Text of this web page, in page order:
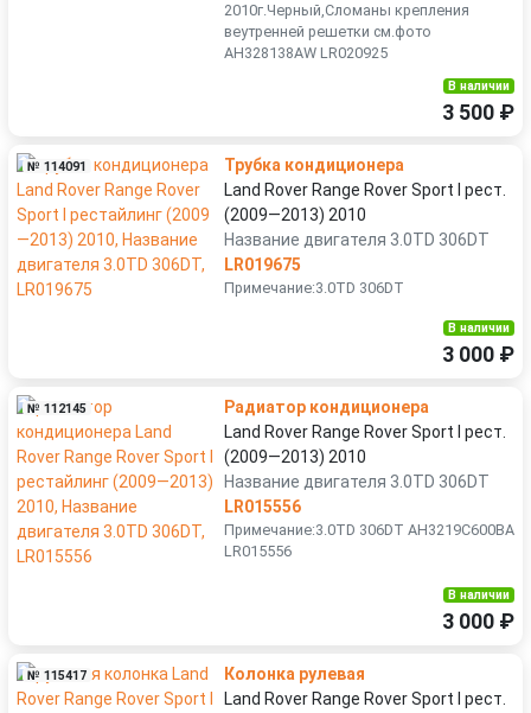
2010г.Черный,Сломаны крепления
веутренней решетки см.фото
AH328138AW LR020925
В наличии
3 500 ₽
№ 114091
Трубка кондиционера
Land Rover Range Rover Sport I рест.
(2009—2013) 2010
Название двигателя 3.0TD 306DT
LR019675
Примечание:3.0TD 306DT
В наличии
3 000 ₽
№ 112145
Радиатор кондиционера
Land Rover Range Rover Sport I рест.
(2009—2013) 2010
Название двигателя 3.0TD 306DT
LR015556
Примечание:3.0TD 306DT AH3219C600BA
LR015556
В наличии
3 000 ₽
№ 115417
Колонка рулевая
Land Rover Range Rover Sport I рест.